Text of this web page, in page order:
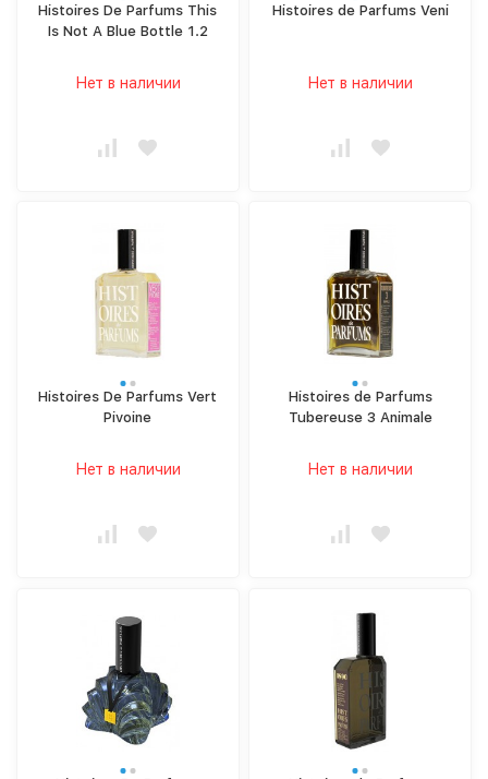
Histoires De Parfums This
Is Not A Blue Bottle 1.2
Нет в наличии
Histoires de Parfums Veni
Нет в наличии
Histoires De Parfums Vert
Pivoine
Нет в наличии
Histoires de Parfums
Tubereuse 3 Animale
Нет в наличии